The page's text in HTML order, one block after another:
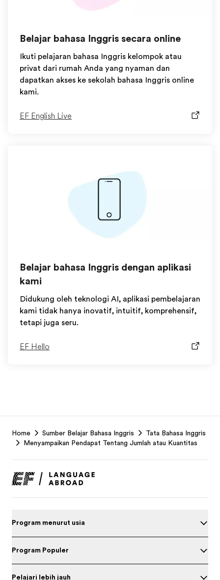
Belajar bahasa Inggris secara online
Ikuti pelajaran bahasa Inggris kelompok atau
privat dari rumah Anda yang nyaman dan
dapatkan akses ke sekolah bahasa Inggris online
kami.
EF English Live
Belajar bahasa Inggris dengan aplikasi
kami
Didukung oleh teknologi AI, aplikasi pembelajaran
kami tidak hanya inovatif, intuitif, komprehensif,
tetapi juga seru.
EF Hello
Footer
Home Sumber Belajar Bahasa Inggris
Tata Bahasa Inggris
Menyampaikan Pendapat Tentang Jumlah atau Kuantitas
Program menurut usia
Program Populer
Pelajari lebih jauh